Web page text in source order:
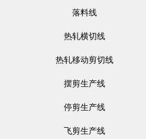
落料线
热轧横切线
热轧移动剪切线
摆剪生产线
停剪生产线
飞剪生产线